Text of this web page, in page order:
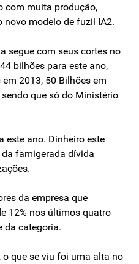
com muita produção,
modelo de fuzil IA2.
segue com seus cortes no
bilhões para este ano,
2013, 50 Bilhões em
que só do Ministério
este ano. Dinheiro este
famigerada dívida
da empresa que
12% nos últimos quatro
da categoria.
que se viu foi uma alta no